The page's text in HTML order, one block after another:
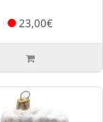
23,00€